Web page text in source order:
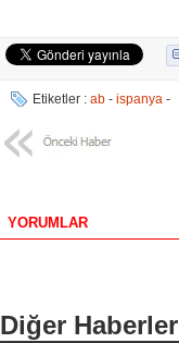
Etiketler : ab - ispanya -
YORUMLAR
Diğer Haberler